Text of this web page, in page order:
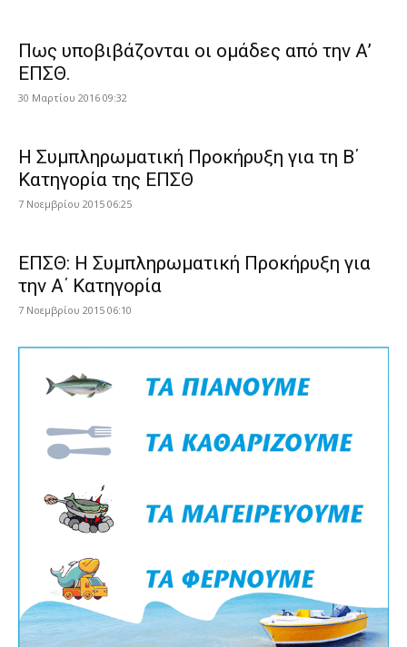
Πως υποβιβάζονται οι ομάδες από την Α’
ΕΠΣΘ.
30 Μαρτίου 2016 09:32
Η Συμπληρωματική Προκήρυξη για τη Β΄
Κατηγορία της ΕΠΣΘ
7 Νοεμβρίου 2015 06:25
ΕΠΣΘ: Η Συμπληρωματική Προκήρυξη για
την Α΄ Κατηγορία
7 Νοεμβρίου 2015 06:10